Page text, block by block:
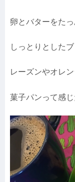
卵とバターをた
しっとりとした
レーズンやオレ
菓子パンって感